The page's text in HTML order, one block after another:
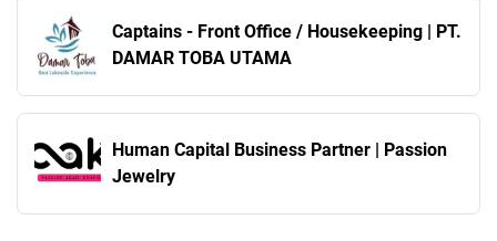
Captains - Front Office / Housekeeping | PT.
DAMAR TOBA UTAMA
Human Capital Business Partner | Passion
Jewelry